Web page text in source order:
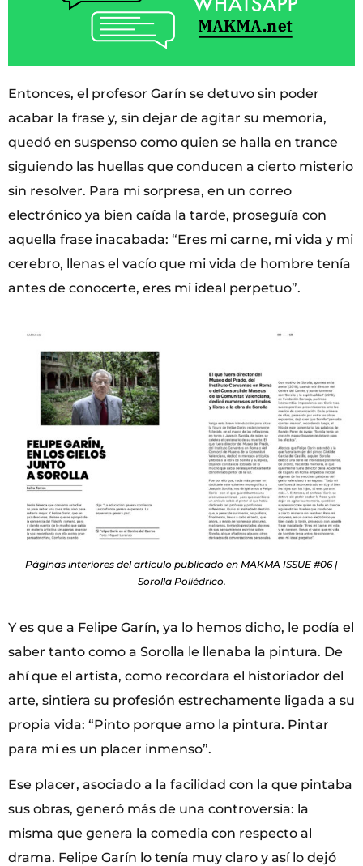
Entonces, el profesor Garín se detuvo sin poder
acabar la frase y, sin dejar de agitar su memoria,
quedó en suspenso como quien se halla en trance
siguiendo las huellas que conducen a cierto misterio
sin resolver. Para mi sorpresa, en un correo
electrónico ya bien caída la tarde, proseguía con
aquella frase inacabada: “Eres mi carne, mi vida y mi
cerebro, llenas el vacío que mi vida de hombre tenía
antes de conocerte, eres mi ideal perpetuo”.
Páginas interiores del artículo publicado en MAKMA ISSUE #06 |
Sorolla Poliédrico.
Y es que a Felipe Garín, ya lo hemos dicho, le podía el
saber tanto como a Sorolla le llenaba la pintura. De
ahí que el artista, como recordara el historiador del
arte, sintiera su profesión estrechamente ligada a su
propia vida: “Pinto porque amo la pintura. Pintar
para mí es un placer inmenso”.
Ese placer, asociado a la facilidad con la que pintaba
sus obras, generó más de una controversia: la
misma que genera la comedia con respecto al
drama. Felipe Garín lo tenía muy claro y así lo dejó